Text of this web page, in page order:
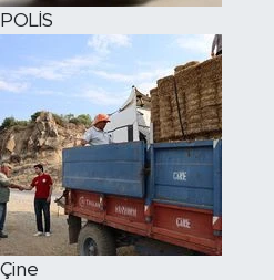
POLİS
Çine